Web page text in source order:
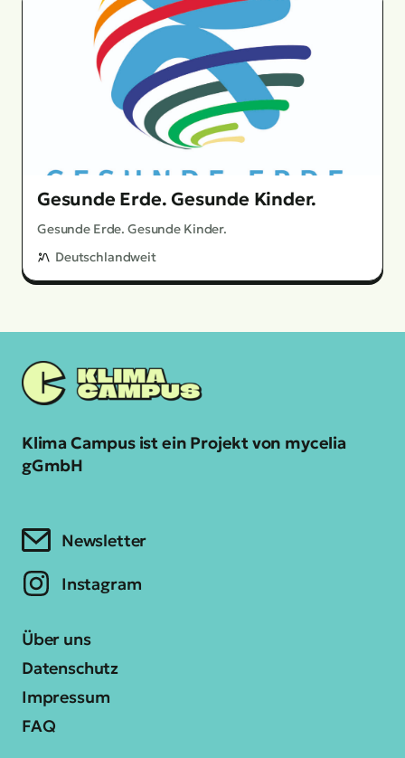
Gesunde Erde. Gesunde Kinder.
Gesunde Erde. Gesunde Kinder.
Deutschlandweit
Klima Campus ist ein Projekt von mycelia
gGmbH
Newsletter
Instagram
Über uns
Datenschutz
Impressum
FAQ